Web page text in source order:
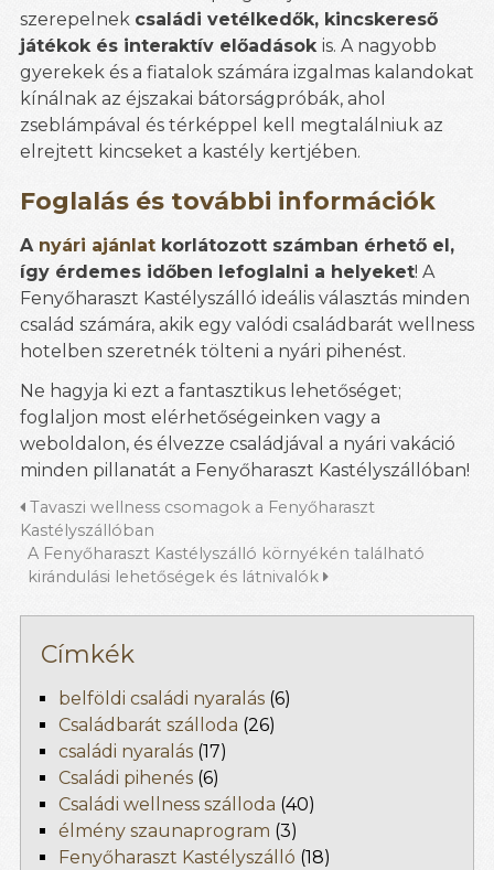
szerepelnek családi vetélkedők, kincskereső
játékok és interaktív előadások is. A nagyobb
gyerekek és a fiatalok számára izgalmas kalandokat
kínálnak az éjszakai bátorságpróbák, ahol
zseblámpával és térképpel kell megtalálniuk az
elrejtett kincseket a kastély kertjében.
Foglalás és további információk
A nyári ajánlat korlátozott számban érhető el,
így érdemes időben lefoglalni a helyeket! A
Fenyőharaszt Kastélyszálló ideális választás minden
család számára, akik egy valódi családbarát wellness
hotelben szeretnék tölteni a nyári pihenést.
Ne hagyja ki ezt a fantasztikus lehetőséget;
foglaljon most elérhetőségeinken vagy a
weboldalon, és élvezze családjával a nyári vakáció
minden pillanatát a Fenyőharaszt Kastélyszállóban!
Tavaszi wellness csomagok a Fenyőharaszt
Kastélyszállóban
A Fenyőharaszt Kastélyszálló környékén található
kirándulási lehetőségek és látnivalók
Címkék
belföldi családi nyaralás (6)
Családbarát szálloda (26)
családi nyaralás (17)
Családi pihenés (6)
Családi wellness szálloda (40)
élmény szaunaprogram (3)
Fenyőharaszt Kastélyszálló (18)